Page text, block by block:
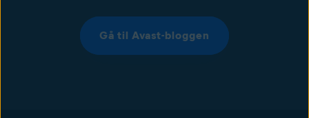
Gå til Avast-bloggen